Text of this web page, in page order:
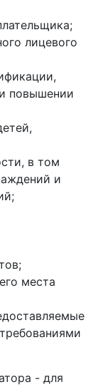
лицевого
повышении
в том
и
места
- для